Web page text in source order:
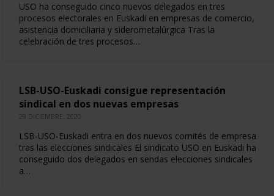
USO ha conseguido cinco nuevos delegados en tres
procesos electorales en Euskadi en empresas de comercio,
asistencia domiciliaria y siderometalúrgica Tras la
celebración de tres procesos…
LSB-USO-Euskadi consigue representación
sindical en dos nuevas empresas
29 DICIEMBRE, 2020
LSB-USO-Euskadi entra en dos nuevos comités de empresa
tras las elecciones sindicales El sindicato USO en Euskadi ha
conseguido dos delegados en sendas elecciones sindicales
a…